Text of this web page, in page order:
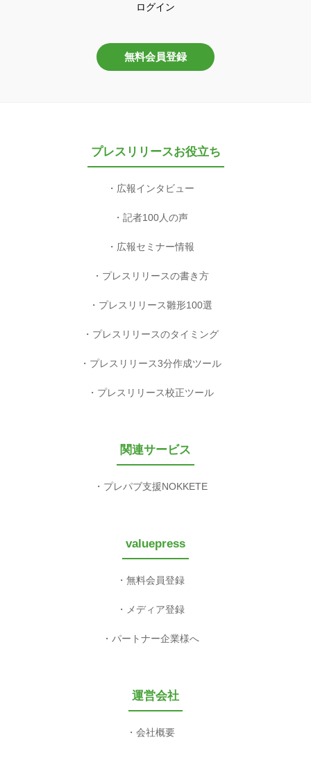
ログイン
無料会員登録
プレスリリースお役立ち
広報インタビュー
記者100人の声
広報セミナー情報
プレスリリースの書き方
プレスリリース雛形100選
プレスリリースのタイミング
プレスリリース3分作成ツール
プレスリリース校正ツール
関連サービス
プレパブ支援NOKKETE
valuepress
無料会員登録
メディア登録
パートナー企業様へ
運営会社
会社概要